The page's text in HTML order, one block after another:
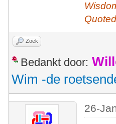
Zoek
Bedankt door:
Wim -de
26-